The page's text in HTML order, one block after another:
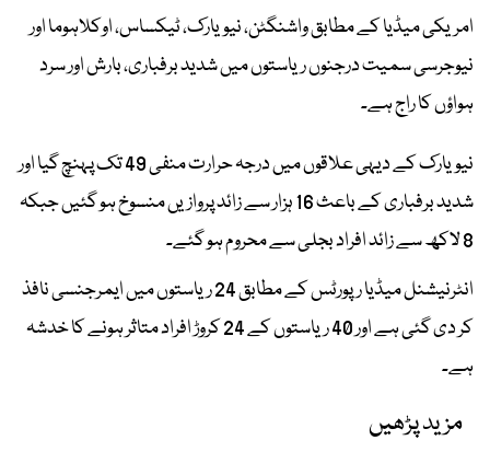
امریکی میڈیا کے مطابق واشنگٹن، نیویارک، ٹیکساس، اوکلاہوما اور
نیوجرسی سمیت درجنوں ریاستوں میں شدید برفباری، بارش اور سرد
ہواؤں کا راج ہے۔
نیویارک کے دیہی علاقوں میں درجہ حرارت منفی 49 تک پہنچ گیا اور
شدید برفباری کے باعث 16 ہزار سے زائد پروازیں منسوخ ہو گئیں جبکہ
8 لاکھ سے زائد افراد بجلی سے محروم ہو گئے۔
انٹرنیشنل میڈیا رپورٹس کے مطابق 24 ریاستوں میں ایمرجنسی نافذ
کر دی گئی ہے اور 40 ریاستوں کے 24 کروڑ افراد متاثر ہونے کا خدشہ
ہے۔
مزید پڑھیں